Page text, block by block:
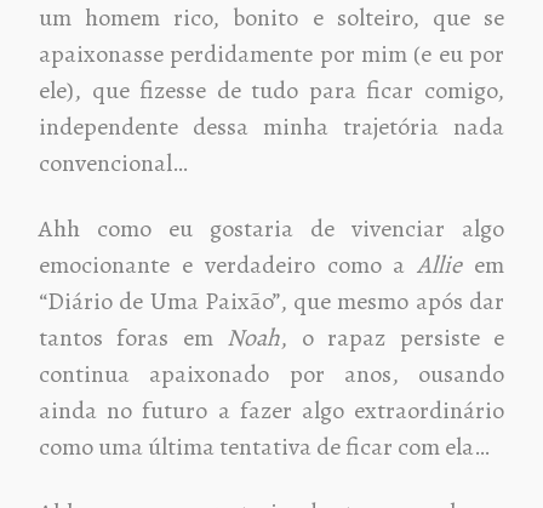
um homem rico, bonito e solteiro, que se
apaixonasse perdidamente por mim (e eu por
ele), que fizesse de tudo para ficar comigo,
independente dessa minha trajetória nada
convencional…
Ahh como eu gostaria de vivenciar algo
emocionante e verdadeiro como aAllieem
“Diário de Uma Paixão”, que mesmo após dar
tantos foras em Noah, o rapaz persiste e
continua apaixonado por anos, ousando
ainda no futuro a fazer algo extraordinário
como uma última tentativa de ficar com ela…